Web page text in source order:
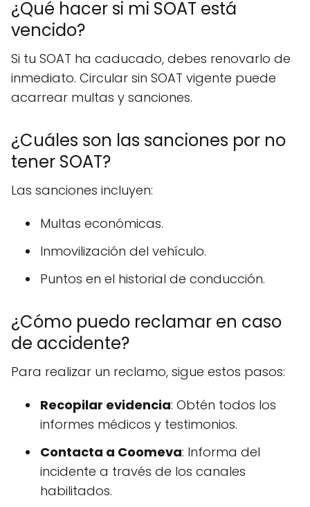
¿Qué hacer si mi SOAT está
vencido?
Si tu SOAT ha caducado, debes renovarlo de
inmediato. Circular sin SOAT vigente puede
acarrear multas y sanciones.
¿Cuáles son las sanciones por no
tener SOAT?
Las sanciones incluyen:
Multas económicas.
Inmovilización del vehículo.
Puntos en el historial de conducción.
¿Cómo puedo reclamar en caso
de accidente?
Para realizar un reclamo, sigue estos pasos:
Recopilar evidencia: Obtén todos los
informes médicos y testimonios.
Contacta a Coomeva: Informa del
incidente a través de los canales
habilitados.